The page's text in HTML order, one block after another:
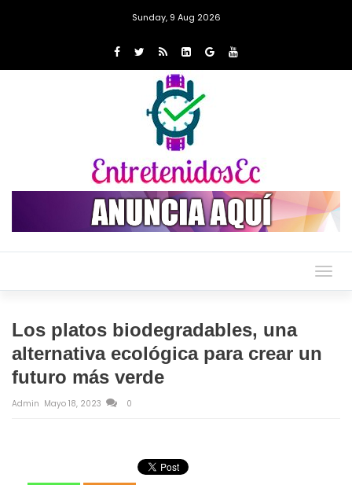
Sunday, 9 Aug 2026
Los platos biodegradables, una
alternativa ecológica para crear un
futuro más verde
Admin Mayo 18, 2023 0